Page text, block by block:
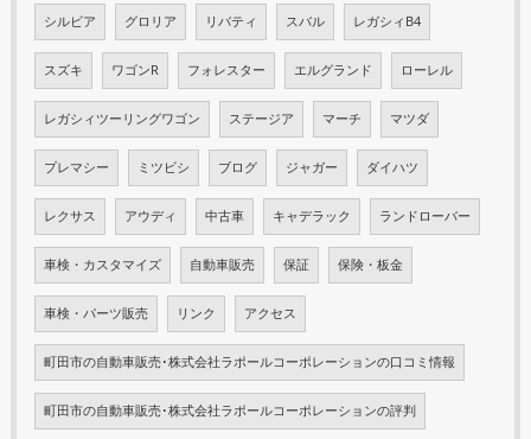
シルビア グロリア リバティ スバル レガシィB4
スズキ ワゴンR フォレスター エルグランド ローレル
レガシィツーリングワゴン ステージア マーチ マツダ
プレマシー ミツビシ ブログ ジャガー ダイハツ
レクサス アウディ 中古車 キャデラック ランドローバー
車検・カスタマイズ 自動車販売 保証 保険・板金
車検・パーツ販売 リンク アクセス
町田市の自動車販売･株式会社ラポールコーポレーションの口コミ情報
町田市の自動車販売･株式会社ラポールコーポレーションの評判